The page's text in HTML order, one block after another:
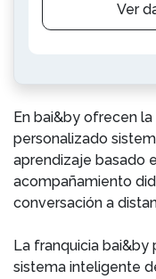
Ver
En bai&by ofrecen
personalizado
aprendizaje basado
acompañamiento
conversación a
La franquicia bai&by
sistema inteligente